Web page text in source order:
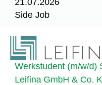
21.07.2026
Side Job
Werkstudent (m/w/d)
Leifina GmbH & Co.